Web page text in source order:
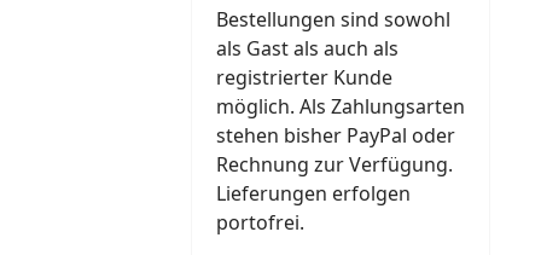
Bestellungen sind sowohl
als Gast als auch als
registrierter Kunde
möglich. Als Zahlungsarten
stehen bisher PayPal oder
Rechnung zur Verfügung.
Lieferungen erfolgen
portofrei.